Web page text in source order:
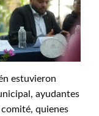
estuvieron
ayudantes
quienes